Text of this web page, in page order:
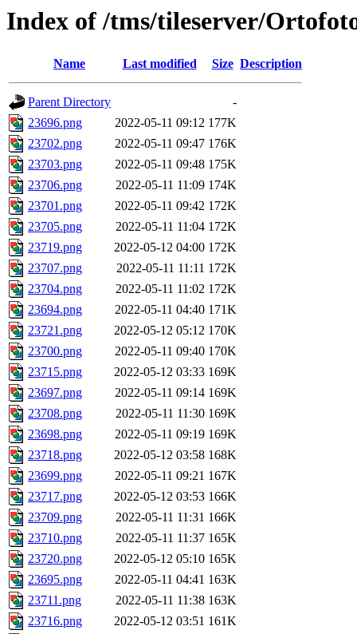
Index of /tms/tileserver/
Name Last modified Size Description
Parent Directory
-
23696.png
2022-05-11 09:12 177K
23702.png
2022-05-11 09:47 176K
23703.png
2022-05-11 09:48 175K
23706.png
2022-05-11 11:09 174K
23701.png
2022-05-11 09:42 172K
23705.png
2022-05-11 11:04 172K
23719.png
2022-05-12 04:00 172K
23707.png
2022-05-11 11:11 172K
23704.png
2022-05-11 11:02 172K
23694.png
2022-05-11 04:40 171K
23721.png
2022-05-12 05:12 170K
23700.png
2022-05-11 09:40 170K
23715.png
2022-05-12 03:33 169K
23697.png
2022-05-11 09:14 169K
23708.png
2022-05-11 11:30 169K
23698.png
2022-05-11 09:19 169K
23718.png
2022-05-12 03:58 168K
23699.png
2022-05-11 09:21 167K
23717.png
2022-05-12 03:53 166K
23709.png
2022-05-11 11:31 166K
23710.png
2022-05-11 11:37 165K
23720.png
2022-05-12 05:10 165K
23695.png
2022-05-11 04:41 163K
23711.png
2022-05-11 11:38 163K
23716.png
2022-05-12 03:51 161K